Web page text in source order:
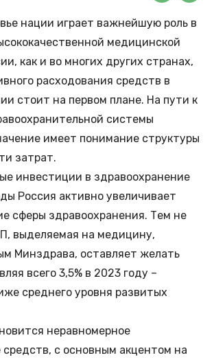
нации играет важнейшую роль в
медицинской
как и во многих других странах,
расходования средств в
стоит на первом плане. На пути к
системы
имеет понимание структуры
затрат.
инвестиции в здравоохранение
Россия активно увеличивает
сферы здравоохранения. Тем не
выделяемая на медицину,
Минздрава, оставляет желать
всего 3,5% в 2023 году –
среднего уровня развитых
неравномерное
средств, с основным акцентом на